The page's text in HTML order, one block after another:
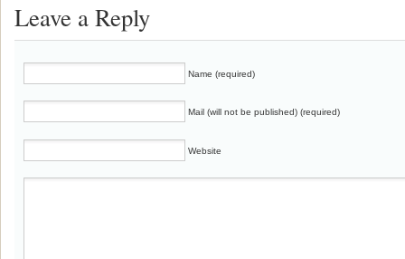
Leave a Reply
Name (required)
Mail (will not be published) (required)
Website